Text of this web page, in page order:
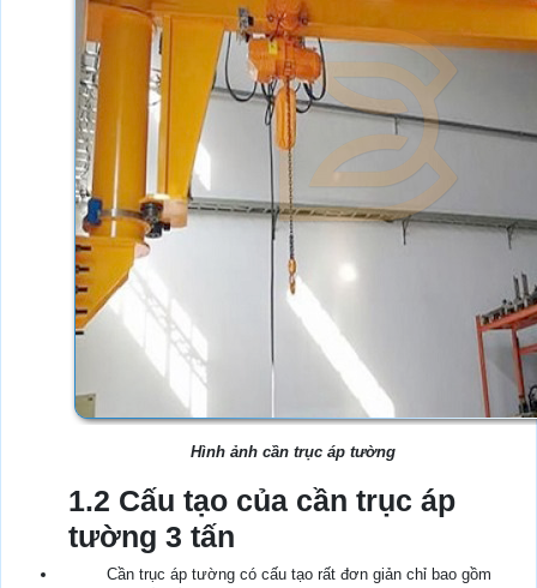
Hình ảnh cần trục áp tường
1.2 Cấu tạo của cần trục áp
tường 3 tấn
Cần trục áp tường có cấu tạo rất đơn giản chỉ bao gồm